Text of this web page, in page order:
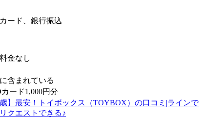
ード、銀行振込
金なし
含まれている
ード1,000円分
歳】最安！トイボックス（TOYBOX）の口コミ|ラインで
クエストできる♪